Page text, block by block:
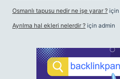
Osmanlı tapusu nedir ne işe yarar ? için
Ayrılma hal ekleri nelerdir ? için admin